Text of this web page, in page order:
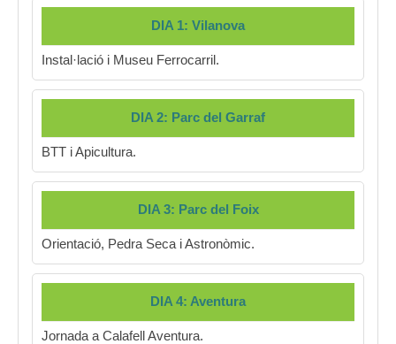
DIA 1: Vilanova
Instal·lació i Museu Ferrocarril.
DIA 2: Parc del Garraf
BTT i Apicultura.
DIA 3: Parc del Foix
Orientació, Pedra Seca i Astronòmic.
DIA 4: Aventura
Jornada a Calafell Aventura.